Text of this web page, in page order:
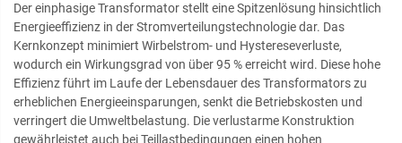
Der einphasige Transformator stellt eine Spitzenlösung hinsichtlich
Energieeffizienz in der Stromverteilungstechnologie dar. Das
Kernkonzept minimiert Wirbelstrom- und Hystereseverluste,
wodurch ein Wirkungsgrad von über 95 % erreicht wird. Diese hohe
Effizienz führt im Laufe der Lebensdauer des Transformators zu
erheblichen Energieeinsparungen, senkt die Betriebskosten und
verringert die Umweltbelastung. Die verlustarme Konstruktion
gewährleistet auch bei Teillastbedingungen einen hohen